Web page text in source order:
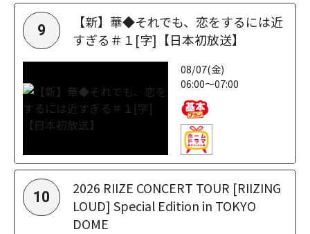
9
【新】華◆それでも、恋をするには近
すぎる＃１[字]【日本初放送】
08/07(金)
06:00～07:00
10
2026 RIIZE CONCERT TOUR [RIIZING
LOUD] Special Edition in TOKYO
DOME